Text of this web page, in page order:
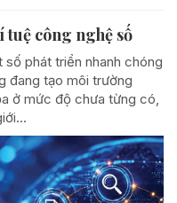
tuệ công nghệ số
phát triển nhanh chóng
đang tạo môi trường
ở mức độ chưa từng có,